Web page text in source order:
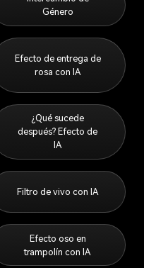
Género
Efecto de entrega de
rosa con IA
¿Qué sucede
después? Efecto de
IA
Filtro de vivo con IA
Efecto oso en
trampolín con IA